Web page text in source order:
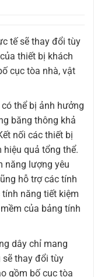
tế sẽ thay đổi tùy
thiết bị khách
cục tòa nhà, vật
thể bị ảnh hưởng
băng thông khả
nối các thiết bị
hiệu quả tổng thể.
năng lượng yêu
hỗ trợ các tính
năng tiết kiệm
của bảng tính
dây chỉ mang
sẽ thay đổi tùy
gồm bố cục tòa